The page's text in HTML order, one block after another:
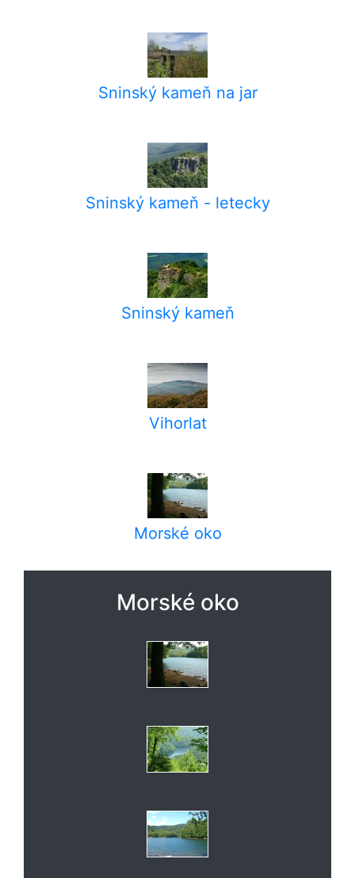
Sninský kameň na jar
Sninský kameň - letecky
Sninský kameň
Vihorlat
Morské oko
Morské oko